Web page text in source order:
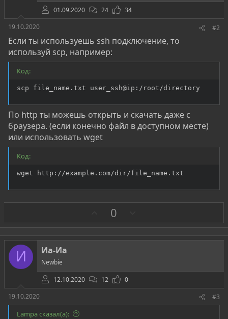
01.09.2020 24
34
19.10.2020
#2
Если ты используешь ssh подключение, то
используй scp, например:
Код:
scp file_name.txt user_ssh@ip:/root/directory
По http ты можешь открыть и скачать даже с
браузера. (если конечно файл в доступном месте)
или использовать wget
Код:
wget http://example.com/dir/file_name.txt
а
0
р
о
в
И Иа-Иа
Newbie
12.10.2020
12
0
19.10.2020
#3
Lampa сказал(а):